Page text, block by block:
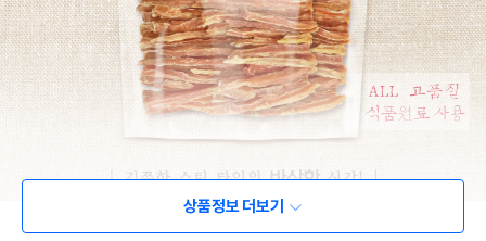
상품정보 더보기